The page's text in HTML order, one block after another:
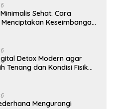
Sehat: Cara
Keseimbangan
Detox Modern agar
Tenang dan Kondisi Fisik
Mengurangi